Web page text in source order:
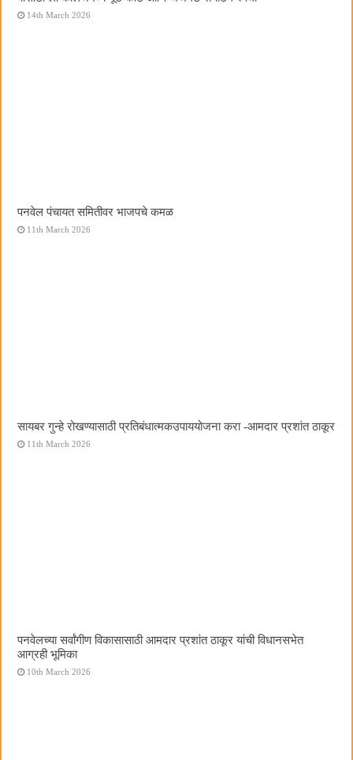
14th March 2026
पनवेल पंचायत समितीवर भाजपचे कमळ
11th March 2026
सायबर गुन्हे रोखण्यासाठी प्रतिबंधात्मकउपाययोजना करा -आमदार प्रशांत ठाकूर
11th March 2026
पनवेलच्या सर्वांगीण विकासासाठी आमदार प्रशांत ठाकूर यांची विधानसभेत
आग्रही भूमिका
10th March 2026